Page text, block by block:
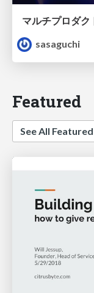
sasaguchi
Featured
See All Featured